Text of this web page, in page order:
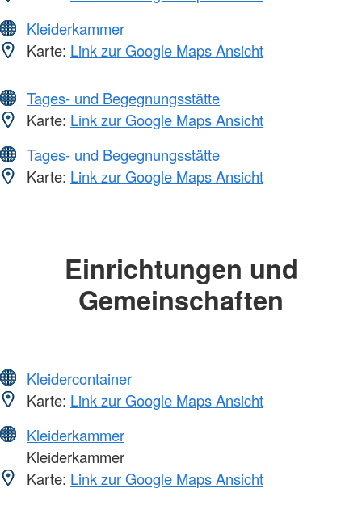
Kleiderkammer
Karte: Link zur Google Maps Ansicht
Tages- und Begegnungsstätte
Karte: Link zur Google Maps Ansicht
Tages- und Begegnungsstätte
Karte: Link zur Google Maps Ansicht
Einrichtungen und
Gemeinschaften
Kleidercontainer
Karte: Link zur Google Maps Ansicht
Kleiderkammer
Kleiderkammer
Karte: Link zur Google Maps Ansicht